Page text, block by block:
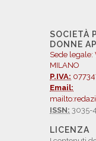
SOCIETÀ
DONNE
Sede legale:
MILANO
P.IVA:
Email:
ISSN: 3035-
LICENZA